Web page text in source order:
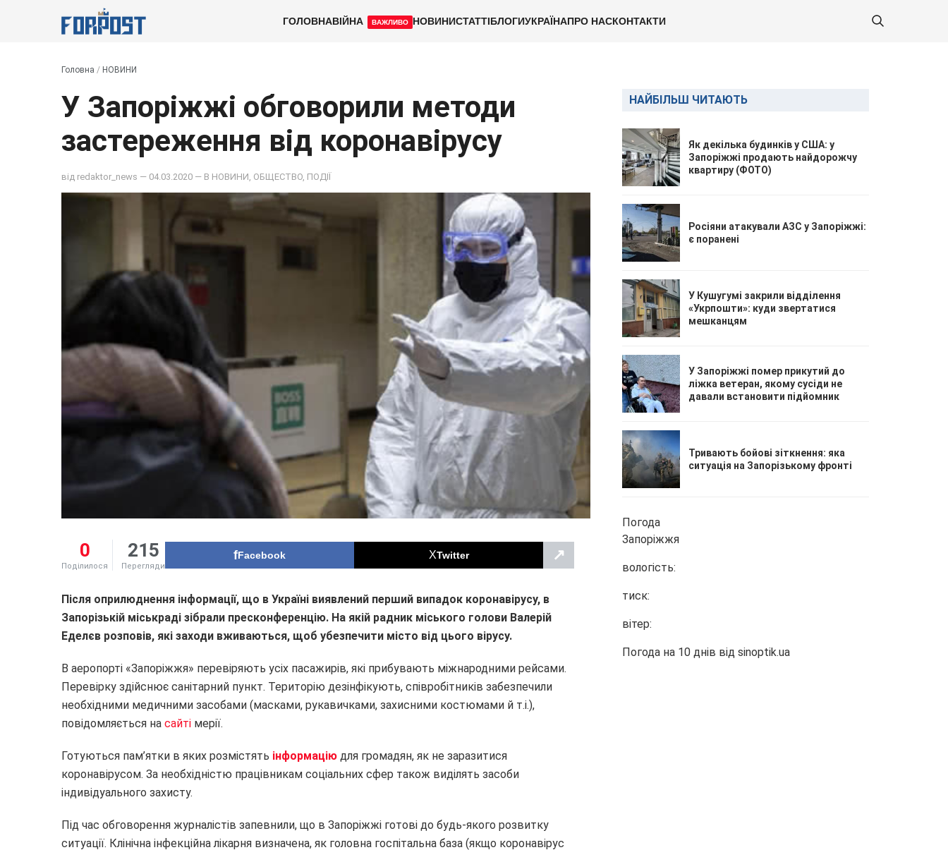
ГОЛОВНАВІЙНА ВАЖЛИВО НОВИНИСТАТТІБЛОГИУКРАЇНАПРО НАСКОНТАКТИ
Головна / НОВИНИ
У Запоріжжі обговорили методи
застереження від коронавірусу
від redaktor_news — 04.03.2020 — В НОВИНИ ОБЩЕСТВО ПОДІЇ
0
Поділилося
215
Перегляди
Facebook Twitter ↗
Після оприлюднення інформації, що в Україні виявлений перший випадок коронавірусу, в
Запорізькій міськраді зібрали пресконференцію. На якій радник міського голови Валерій
Еделєв розповів, які заходи вживаються, щоб убезпечити місто від цього вірусу.
В аеропорті «Запоріжжя» перевіряють усіх пасажирів, які прибувають міжнародними рейсами.
Перевірку здійснює санітарний пункт. Територію дезінфікують, співробітників забезпечили
необхідними медичними засобами (масками, рукавичками, захисними костюмами й т.і.),
повідомляється на сайті мерії.
Готуються пам’ятки в яких розмістять інформацію для громадян, як не заразитися
коронавірусом. За необхідністю працівникам соціальних сфер також виділять засоби
індивідуального захисту.
Під час обговорення журналістів запевнили, що в Запоріжжі готові до будь-якого розвитку
ситуації. Клінічна інфекційна лікарня визначена, як головна госпітальна база (якщо коронавірус
НАЙБІЛЬШ ЧИТАЮТЬ
Як декілька будинків у США: у
Запоріжжі продають найдорожчу
квартиру (ФОТО)
Росіяни атакували АЗС у Запоріжжі:
є поранені
У Кушугумі закрили відділення
«Укрпошти»: куди звертатися
мешканцям
У Запоріжжі помер прикутий до
ліжка ветеран, якому сусіди не
давали встановити підйомник
Тривають бойові зіткнення: яка
ситуація на Запорізькому фронті
Погода
Запоріжжя
вологість:
тиск:
вітер:
Погода на 10 днів від sinoptik.ua